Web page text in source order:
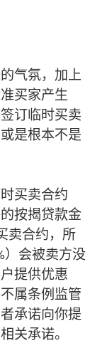
气氛，加上
买家产生
订临时买卖
是根本不是
买卖合约
按揭贷款金
卖合约，所
）会被卖方没
提供优惠
属条例监管
承诺向你提
关承诺。